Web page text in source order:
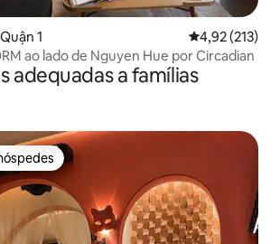
1 Classificação
4,92 (213)
ao lado de Nguyen Hue por Circadian
adequadas a famílias
mais apreciados